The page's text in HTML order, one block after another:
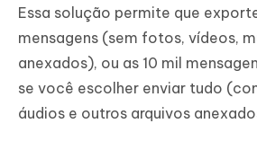
Essa solução permite que
mensagens (sem fotos, vídeos,
anexados), ou as 10 mil
se você escolher enviar tudo
áudios e outros arquivos